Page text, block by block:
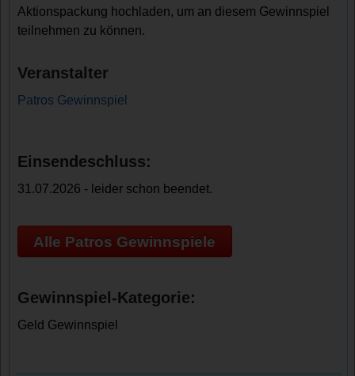
Aktionspackung hochladen, um an diesem Gewinnspiel
teilnehmen zu können.
Veranstalter
Patros Gewinnspiel
Einsendeschluss:
31.07.2026 - leider schon beendet.
Alle Patros Gewinnspiele
Gewinnspiel-Kategorie:
Geld Gewinnspiel